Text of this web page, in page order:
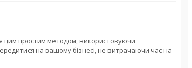
цим простим методом, використовуючи
на вашому бізнесі, не витрачаючи час на